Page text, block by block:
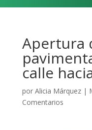
Apertura
calle
por Alicia Márquez|
Comentarios